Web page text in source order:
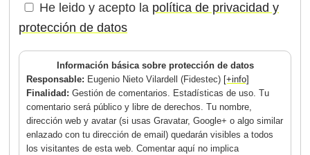
He leido y acepto la política de privacidad y
protección de datos
Información básica sobre protección de datos
Responsable: Eugenio Nieto Vilardell (Fidestec) [+info]
Finalidad:Gestión de comentarios. Estadísticas de uso. Tu
comentario será público y libre de derechos. Tu nombre,
dirección web y avatar (si usas Gravatar, Google+ o algo similar
enlazado con tu dirección de email) quedarán visibles a todos
los visitantes de esta web. Comentar aquí no implica